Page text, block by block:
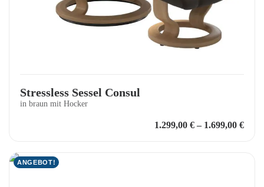
Stressless Sessel Consul
in braun mit Hocker
1.299,00 € – 1.699,00 €
ANGEBOT!